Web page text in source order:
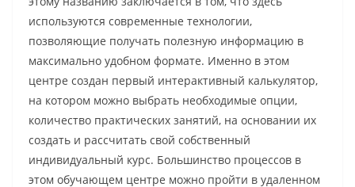
используются современные технологии,
позволяющие получать полезную информацию в
максимально удобном формате. Именно в этом
центре создан первый интерактивный калькулятор,
на котором можно выбрать необходимые опции,
количество практических занятий, на основании их
создать и рассчитать свой собственный
индивидуальный курс. Большинство процессов в
этом обучающем центре можно пройти в удаленном